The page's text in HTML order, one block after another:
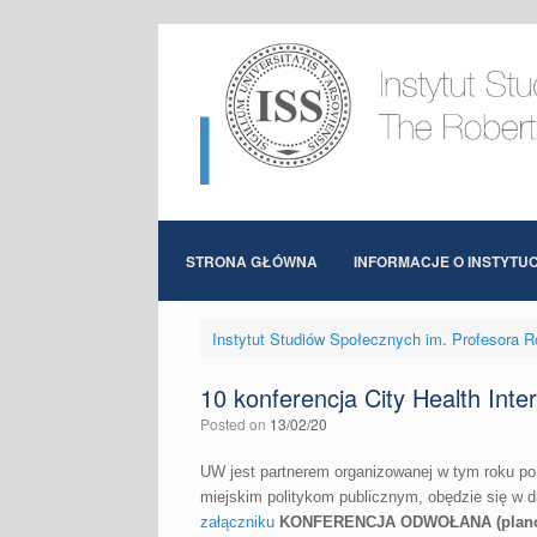
STRONA GŁÓWNA INFORMACJE O
Instytut Studiów Społecznych im. Profesora
10 konferencja City Health
Posted on 13/02/20
UW jest partnerem organizowanej w tym roku
miejskim politykom publicznym, obędzie się w
załączniku KONFERENCJA ODWOŁANA